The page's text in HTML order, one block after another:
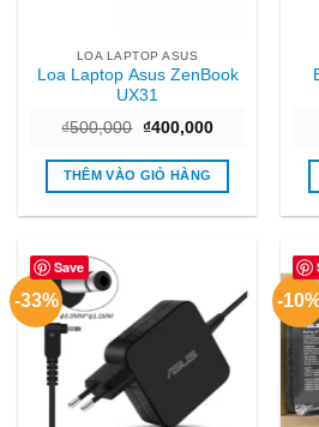
LOA LAPTOP ASUS
Loa Laptop Asus ZenBook
UX31
₫500,000 Giá
là:
₫500,000.
₫400,000Giá
tại
₫400,000.
THÊM VÀO GIỎ HÀNG
Save
-33% -